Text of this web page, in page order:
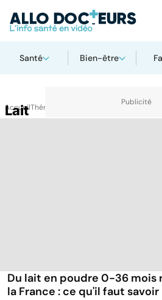
Santé Bien-être
AccueilThématiques
Lait
Du lait en poudre 0-36 mois
la France : ce qu'il faut savoir